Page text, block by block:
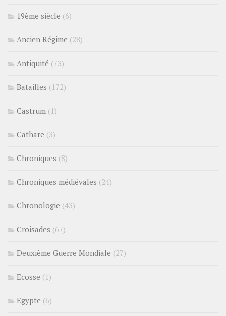
19ème siècle (6)
Ancien Régime (28)
Antiquité (73)
Batailles (172)
Castrum (1)
Cathare (3)
Chroniques (8)
Chroniques médiévales (24)
Chronologie (43)
Croisades (67)
Deuxième Guerre Mondiale (27)
Ecosse (1)
Egypte (6)